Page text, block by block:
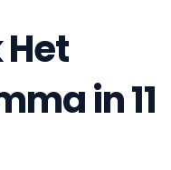
in 11